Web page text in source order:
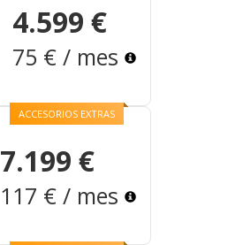
4.599 €
75 € / mes
7.199 €
117 € / mes
ACCESORIOS EXTRAS